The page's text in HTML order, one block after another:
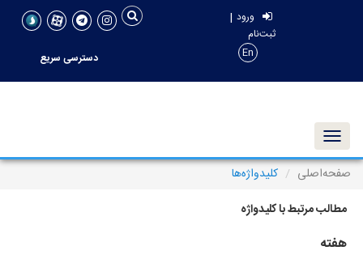
ورود |
ثبت‌نام
En
دسترسی سریع
Toggle navigation
صفحه‌اصلی
کلیدواژه‌ها
مطالب مرتبط با کلیدواژه
هفته